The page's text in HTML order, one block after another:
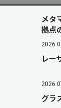
メタ
拠点
レー
グラ